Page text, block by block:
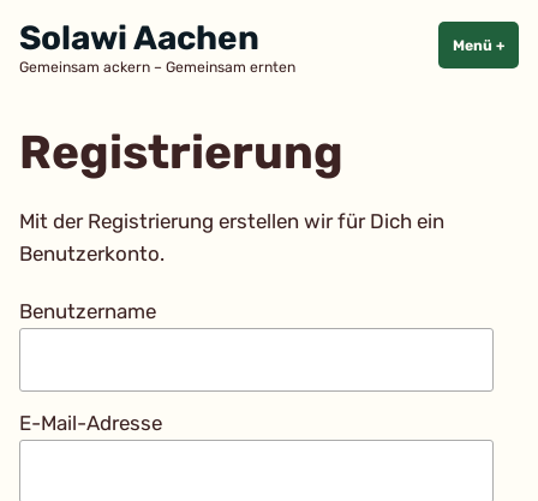
Inhalt
springen
Solawi Aachen
Gemeinsam ackern – Gemeinsam ernten
Menü +
Registrierung
Mit der Registrierung erstellen wir für Dich ein
Benutzerkonto.
Benutzername
E-Mail-Adresse